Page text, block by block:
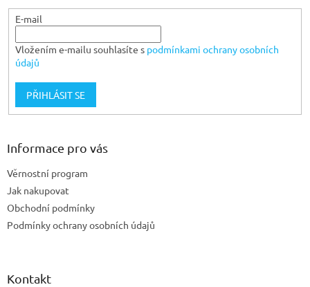
E-mail
Vložením e-mailu souhlasíte s podmínkami ochrany osobních
údajů
PŘIHLÁSIT SE
Informace pro vás
Věrnostní program
Jak nakupovat
Obchodní podmínky
Podmínky ochrany osobních údajů
Kontakt